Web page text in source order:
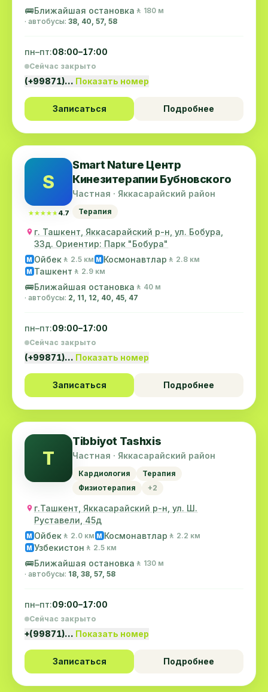
🚌Ближайшая остановка 🚶 180 м
· автобусы: 38, 40, 57, 58
пн–пт:08:00–17:00
Сейчас закрыто
(+99871)… Показать номер
Записаться Подробнее
S
★★★★★
★★★★★ 4.7
Smart Nature Центр
Кинезитерапии Бубновского
Частная · Яккасарайский район
Терапия
г. Ташкент, Яккасарайский р-н, ул. Бобура,
33д. Ориентир: Парк "Бобура"
M Ойбек 🚶 2.5 км M Космонавтлар 🚶 2.8 км
M Ташкент 🚶 2.9 км
🚌Ближайшая остановка 🚶 40 м
· автобусы: 2, 11, 12, 40, 45, 47
пн–пт:09:00–17:00
Сейчас закрыто
(+99871)… Показать номер
Записаться Подробнее
T
Tibbiyot Tashxis
Частная · Яккасарайский район
Кардиология
Терапия
Физиотерапия
+2
г.Ташкент, Яккасарайский р-н, ул. Ш.
Руставели, 45д
M Ойбек 🚶 2.0 км M Космонавтлар 🚶 2.2 км
M Узбекистон 🚶 2.5 км
🚌Ближайшая остановка 🚶 130 м
· автобусы: 18, 38, 57, 58
пн–пт:09:00–17:00
Сейчас закрыто
+(99871)… Показать номер
Записаться Подробнее